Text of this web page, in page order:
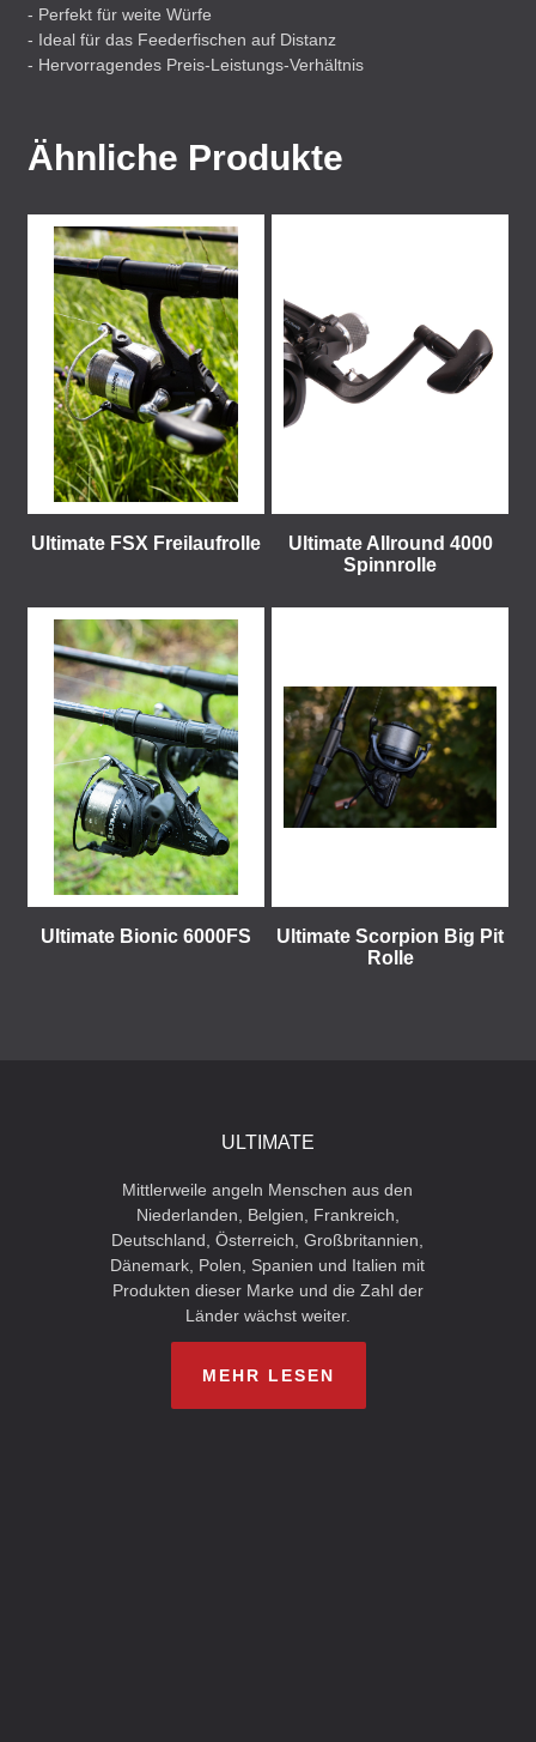
- Perfekt für weite Würfe
- Ideal für das Feederfischen auf Distanz
- Hervorragendes Preis-Leistungs-Verhältnis
Ähnliche Produkte
Ultimate FSX Freilaufrolle
Ultimate Allround 4000
Spinnrolle
Ultimate Bionic 6000FS
Ultimate Scorpion Big Pit
Rolle
ULTIMATE
Mittlerweile angeln Menschen aus den
Niederlanden, Belgien, Frankreich,
Deutschland, Österreich, Großbritannien,
Dänemark, Polen, Spanien und Italien mit
Produkten dieser Marke und die Zahl der
Länder wächst weiter.
MEHR LESEN